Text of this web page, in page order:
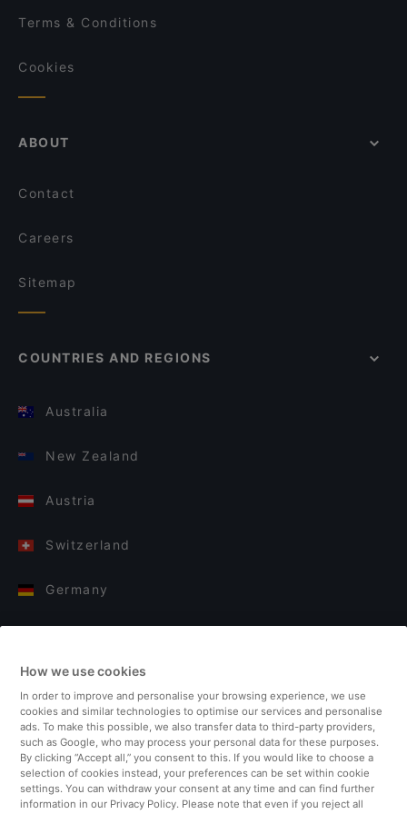
Terms & Conditions
Cookies
ABOUT
Contact
Careers
Sitemap
COUNTRIES AND REGIONS
Australia
New Zealand
Austria
Switzerland
Germany
Finland
United Kingdom
Turkey
How we use cookies
In order to improve and personalise your browsing experience, we use
cookies and similar technologies to optimise our services and personalise
ads. To make this possible, we also transfer data to third-party providers,
such as Google, who may process your personal data for these purposes.
By clicking “Accept all,” you consent to this. If you would like to choose a
selection of cookies instead, your preferences can be set within cookie
settings. You can withdraw your consent at any time and can find further
information in our Privacy Policy. Please note that even if you reject all